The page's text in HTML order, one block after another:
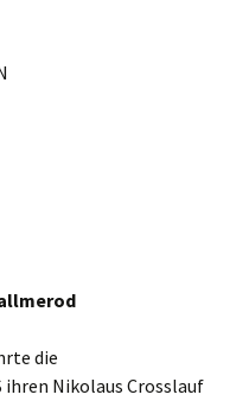
die
Nikolaus Crosslauf